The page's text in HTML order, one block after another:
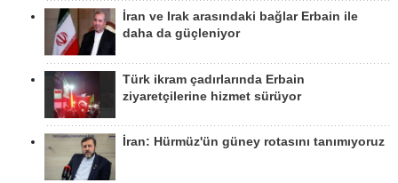
İran ve Irak arasındaki bağlar Erbain ile
daha da güçleniyor
Türk ikram çadırlarında Erbain
ziyaretçilerine hizmet sürüyor
İran: Hürmüz'ün güney rotasını tanımıyoruz